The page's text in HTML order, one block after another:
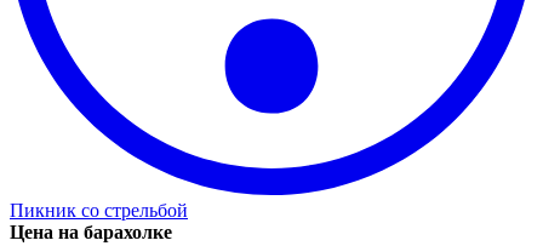
Пикник со стрельбой
Цена на барахолке